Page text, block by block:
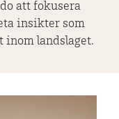
att fokusera
insikter som
inom landslaget.